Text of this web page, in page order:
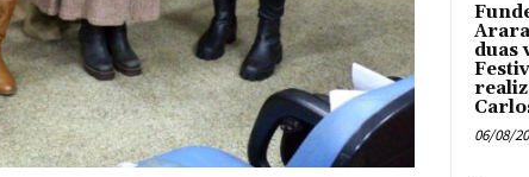
duas
06/08/